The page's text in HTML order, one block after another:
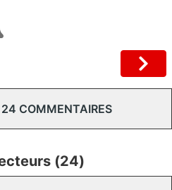
COMMENTAIRES
(24)